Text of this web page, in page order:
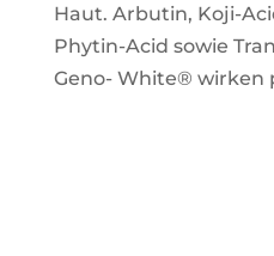
Haut. Arbutin, Koji-
Phytin-Acid sowie
Geno- White® wirken